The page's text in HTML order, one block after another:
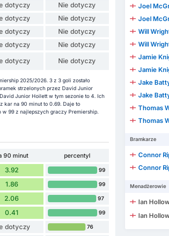
dotyczy Nie dotyczy
dotyczy Nie dotyczy
dotyczy Nie dotyczy
dotyczy Nie dotyczy
dotyczy Nie dotyczy
2025/2026. 3 z 3 goli zostało
strzelonych przez David Junior
Junior Hoilett w tym sezonie to 4. Ich
kar na 90 minut to 0.69. Daje to
99 z najlepszych graczy Premiership.
90 minut
percentyl
3.92 99
1.86 99
2.06 97
0.41 99
dotyczy 76
Joel
Joel
Will
Will
Jamie
Jamie
Jake
Jake
Thomas
Thomas
Bramkarze
Connor
Connor
Menadżerowie
Ian
Ian